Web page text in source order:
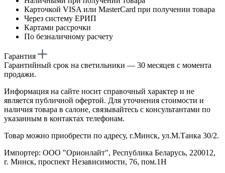
Карточкой VISA или MasterCard при получении товара
Через систему ЕРИП
Картами рассрочки
По безналичному расчету
Гарантия
Гарантийный срок на светильники — 30 месяцев с момента
продажи.
Информация на сайте носит справочный характер и не
является публичной офертой. Для уточнения стоимости и
наличия товара в салоне, связывайтесь с консультантами по
указанным в контактах телефонам.
Товар можно приобрести по адресу, г.Минск, ул.М.Танка 30/2.
Импортер: ООО "Орионлайт", Республика Беларусь, 220012,
г. Минск, проспект Независимости, 76, пом.1Н